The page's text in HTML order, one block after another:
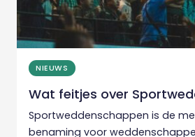
NIEUWS
Wat feitjes over
Sportweddenschappen is de
benaming voor